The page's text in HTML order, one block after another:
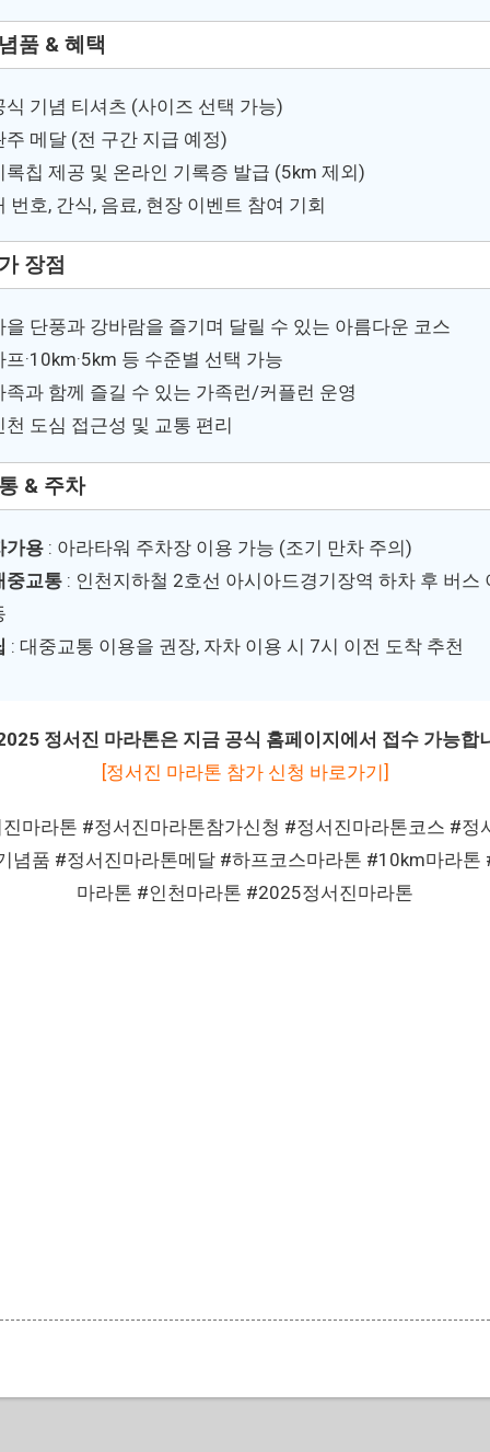
품 & 혜택
식 기념 티셔츠 (사이즈 선택 가능)
주 메달 (전 구간 지급 예정)
록칩 제공 및 온라인 기록증 발급 (5km 제외)
번호, 간식, 음료, 현장 이벤트 참여 기회
장점
을 단풍과 강바람을 즐기며 달릴 수 있는 아름다운 코스
프·10km·5km 등 수준별 선택 가능
족과 함께 즐길 수 있는 가족런/커플런 운영
천 도심 접근성 및 교통 편리
& 주차
가용 : 아라타워 주차장 이용 가능 (조기 만차 주의)
중교통 : 인천지하철 2호선 아시아드경기장역 하차 후 버스
: 대중교통 이용을 권장, 자차 이용 시 7시 이전 도착 추천
정서진 마라톤은 지금 공식 홈페이지에서 접수 가능합
[정서진 마라톤 참가 신청 바로가기]
마라톤 #정서진마라톤참가신청 #정서진마라톤코스 #정
념품 #정서진마라톤메달 #하프코스마라톤 #10km마라톤
마라톤 #인천마라톤 #2025정서진마라톤